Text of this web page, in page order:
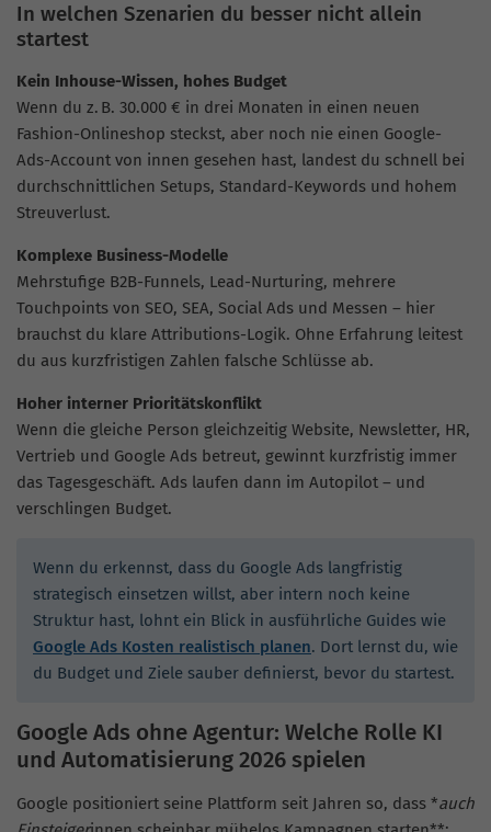
In welchen Szenarien du besser nicht allein
startest
Kein Inhouse-Wissen, hohes Budget
Wenn du z. B. 30.000 € in drei Monaten in einen neuen
Fashion-Onlineshop steckst, aber noch nie einen Google-
Ads-Account von innen gesehen hast, landest du schnell bei
durchschnittlichen Setups, Standard-Keywords und hohem
Streuverlust.
Komplexe Business-Modelle
Mehrstufige B2B-Funnels, Lead-Nurturing, mehrere
Touchpoints von SEO, SEA, Social Ads und Messen – hier
brauchst du klare Attributions-Logik. Ohne Erfahrung leitest
du aus kurzfristigen Zahlen falsche Schlüsse ab.
Hoher interner Prioritätskonflikt
Wenn die gleiche Person gleichzeitig Website, Newsletter, HR,
Vertrieb und Google Ads betreut, gewinnt kurzfristig immer
das Tagesgeschäft. Ads laufen dann im Autopilot – und
verschlingen Budget.
Wenn du erkennst, dass du Google Ads langfristig
strategisch einsetzen willst, aber intern noch keine
Struktur hast, lohnt ein Blick in ausführliche Guides wie
Google Ads Kosten realistisch planen. Dort lernst du, wie
du Budget und Ziele sauber definierst, bevor du startest.
Google Ads ohne Agentur: Welche Rolle KI
und Automatisierung 2026 spielen
Google positioniert seine Plattform seit Jahren so, dass *auch